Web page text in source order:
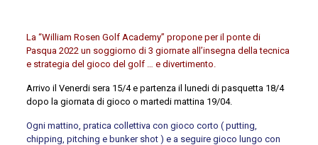
La “William Rosen Golf Academy” propone per il ponte di
Pasqua 2022 un soggiorno di 3 giornate all’insegna della tecnica
e strategia del gioco del golf … e divertimento.
Arrivo il Venerdi sera 15/4 e partenza il lunedi di pasquetta 18/4
dopo la giornata di gioco o martedi mattina 19/04.
Ogni mattino, pratica collettiva con gioco corto ( putting,
chipping, pitching e bunker shot ) e a seguire gioco lungo con